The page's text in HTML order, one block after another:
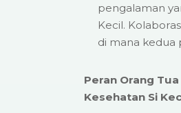
pengalaman
Kecil.
di mana kedua
Peran Orang
Kesehatan Si